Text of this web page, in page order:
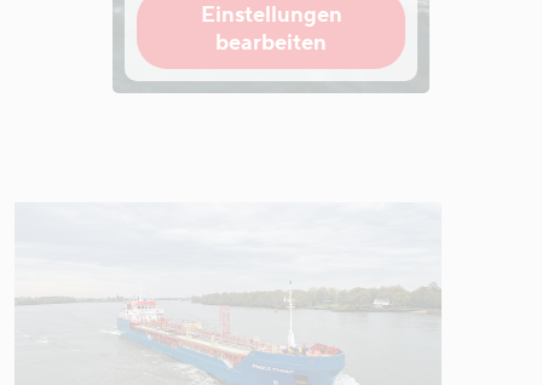
Einstellungen
bearbeiten